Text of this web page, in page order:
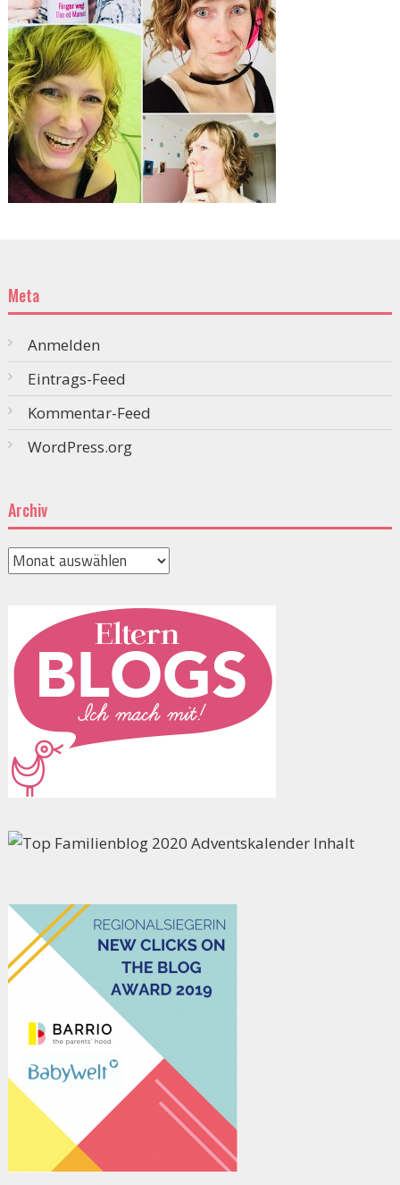
Meta
Anmelden
Eintrags-Feed
Kommentar-Feed
WordPress.org
Archiv
Archiv